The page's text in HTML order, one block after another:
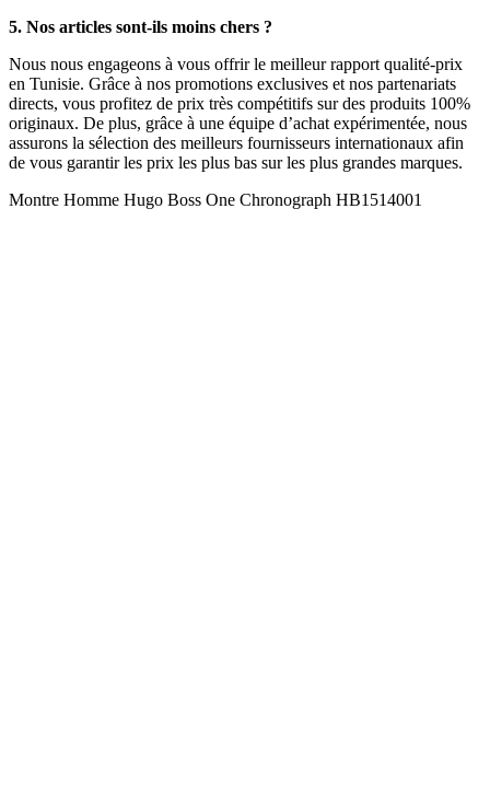
5. Nos articles sont-ils moins chers ?
Nous nous engageons à vous offrir le meilleur rapport qualité-prix
en Tunisie. Grâce à nos promotions exclusives et nos partenariats
directs, vous profitez de prix très compétitifs sur des produits 100%
originaux. De plus, grâce à une équipe d’achat expérimentée, nous
assurons la sélection des meilleurs fournisseurs internationaux afin
de vous garantir les prix les plus bas sur les plus grandes marques.
Montre Homme Hugo Boss One Chronograph HB1514001